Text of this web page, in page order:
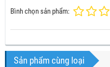
Bình chọn sản phẩm:
Sản phẩm cùng loại